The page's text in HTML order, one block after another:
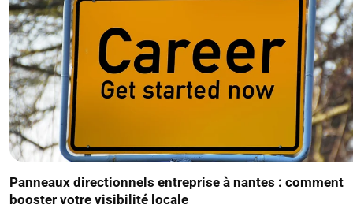
Panneaux directionnels entreprise à nantes : comment
booster votre visibilité locale